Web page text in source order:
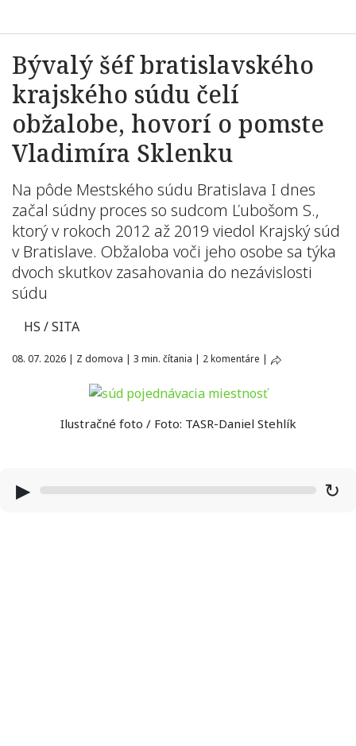
Bývalý šéf bratislavského
krajského súdu čelí
obžalobe, hovorí o pomste
Vladimíra Sklenku
Na pôde Mestského súdu Bratislava I dnes
začal súdny proces so sudcom Ľubošom S.,
ktorý v rokoch 2012 až 2019 viedol Krajský súd
v Bratislave. Obžaloba voči jeho osobe sa týka
dvoch skutkov zasahovania do nezávislosti
súdu
HS / SITA
08. 07. 2026 | Z domova | 3 min. čítania | 2 komentáre |
Ilustračné foto / Foto: TASR-Daniel Stehlík
▶ ↻